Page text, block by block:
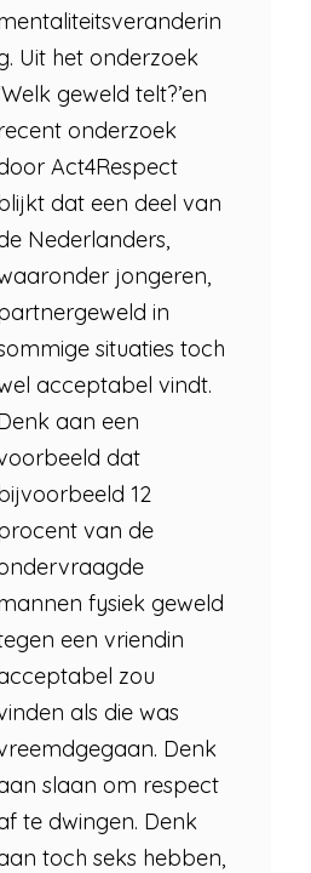
Uit het onderzoek
geweld telt?’en
onderzoek
Act4Respect
dat een deel van
Nederlanders,
jongeren,
in
situaties toch
acceptabel vindt.
aan een
dat
12
van de
fysiek geweld
een vriendin
zou
als die was
Denk
slaan om respect
te dwingen. Denk
toch seks hebben,